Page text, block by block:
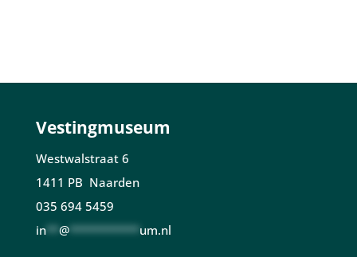
Vestingmuseum
Westwalstraat 6
1411 PB Naarden
035 694 5459
in** @*********** um.nl